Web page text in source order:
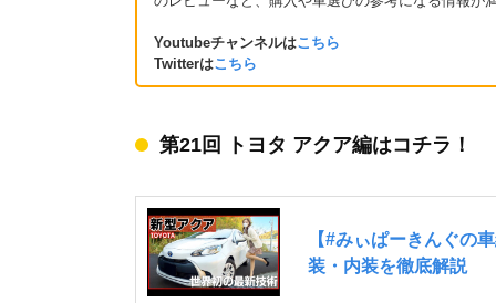
Youtubeチャンネルはこちら
Twitterはこちら
第21回 トヨタ アクア編はコチラ！